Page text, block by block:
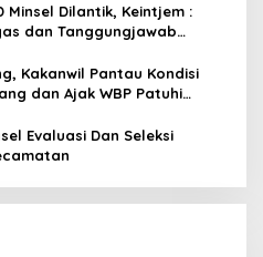
Minsel Dilantik, Keintjem :
dan Tanggungjawab
Kakanwil Pantau Kondisi
dan Ajak WBP Patuhi
Evaluasi Dan Seleksi